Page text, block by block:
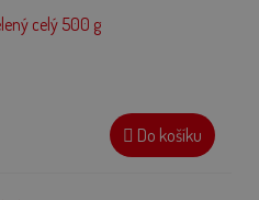
Do košíku